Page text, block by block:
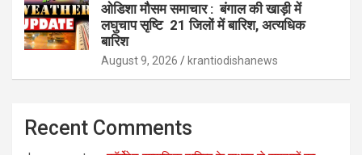
ओडिशा मौसम समाचार : बंगाल की खाड़ी में
लघुचाप सृष्टि 21 जिलों में बारिश, अत्यधिक
बारिश
August 9, 2026 krantiodishanews
Recent Comments